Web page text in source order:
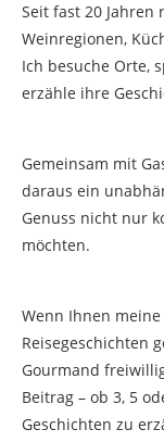
Seit fast 20 Jahren
Weinregionen,
Ich besuche Orte,
erzähle ihre
Gemeinsam mit
daraus ein
Genuss nicht nur
möchten.
Wenn Ihnen
Reisegeschichten
Gourmand
Beitrag – ob 3, 5
Geschichten zu